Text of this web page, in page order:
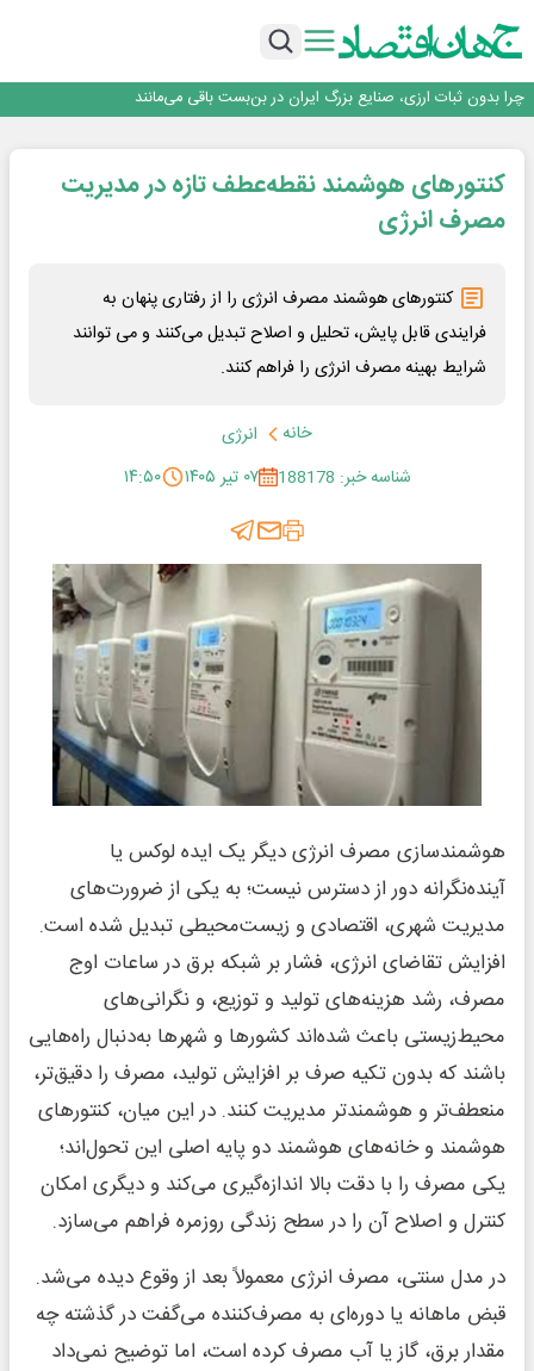
روزنامه ۱۷ مرداد
چرا بدون ثبات ارزی، صنایع بزرگ ایران در بن‌بست باقی می‌مانند
روزنامه ۱۷ مرداد
افزایش قیمت بلیت اتوبوس فصلی شد؟
کنتورهای هوشمند نقطه‌عطف تازه در مدیریت
مصرف انرژی
کنتورهای هوشمند مصرف انرژی را از رفتاری پنهان به
فرایندی قابل پایش، تحلیل و اصلاح تبدیل می‌کنند و می توانند
شرایط بهینه مصرف انرژی را فراهم کنند.
خانه
انرژی
شناسه خبر: 188178
۰۷ تیر ۱۴۰۵ ۱۴:۵۰
هوشمندسازی مصرف انرژی دیگر یک ایده لوکس یا
آینده‌نگرانه دور از دسترس نیست؛ به یکی از ضرورت‌های
مدیریت شهری، اقتصادی و زیست‌محیطی تبدیل شده است.
افزایش تقاضای انرژی، فشار بر شبکه برق در ساعات اوج
مصرف، رشد هزینه‌های تولید و توزیع، و نگرانی‌های
محیط‌زیستی باعث شده‌اند کشورها و شهرها به‌دنبال راه‌هایی
باشند که بدون تکیه صرف بر افزایش تولید، مصرف را دقیق‌تر،
منعطف‌تر و هوشمندتر مدیریت کنند. در این میان، کنتورهای
هوشمند و خانه‌های هوشمند دو پایه اصلی این تحول‌اند؛
یکی مصرف را با دقت بالا اندازه‌گیری می‌کند و دیگری امکان
کنترل و اصلاح آن را در سطح زندگی روزمره فراهم می‌سازد.
در مدل سنتی، مصرف انرژی معمولاً بعد از وقوع دیده می‌شد.
قبض ماهانه یا دوره‌ای به مصرف‌کننده می‌گفت در گذشته چه
مقدار برق، گاز یا آب مصرف کرده است، اما توضیح نمی‌داد